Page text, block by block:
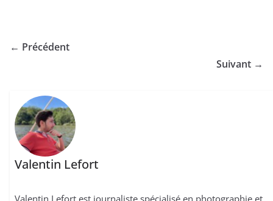
← Précédent
Suivant →
Valentin Lefort